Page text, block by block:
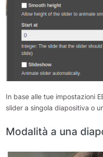
In base alle tue impostazioni
slider a singola diapositiva o
Modalità a una